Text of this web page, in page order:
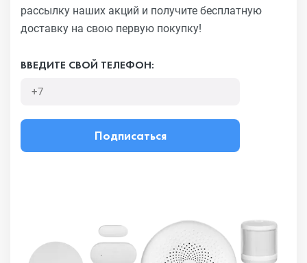
рассылку наших акций и получите бесплатную
доставку на свою первую покупку!
ВВЕДИТЕ СВОЙ ТЕЛЕФОН:
Подписаться